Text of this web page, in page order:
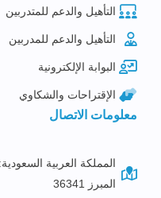
التأهيل والدعم للمتدربين
التأهيل والدعم للمدربين
البوابة الإلكترونية
الإقتراحات والشكاوي
معلومات الاتصال
المملكة العربية
المبرز 36341